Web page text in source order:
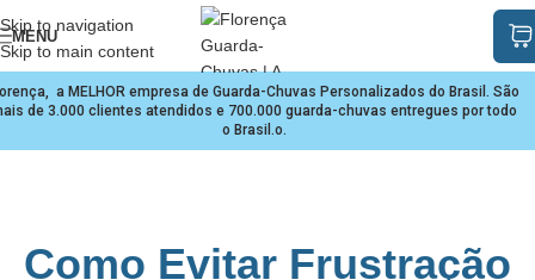
Skip to navigation
Skip to main content
MENU
a MELHOR empresa de Guarda-Chuvas Personalizados do Brasil. São
de 3.000 clientes atendidos e 700.000 guarda-chuvas entregues por todo
o Brasil.o.
Como Evitar Frustração